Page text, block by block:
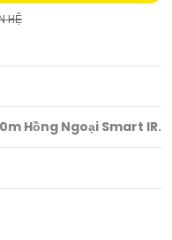
HỆ
Hồng Ngoại Smart IR.